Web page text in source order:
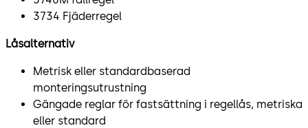
3734 Fjäderregel
Låsalternativ
Metrisk eller standardbaserad
monteringsutrustning
Gängade reglar för fastsättning i regellås, metriska
eller standard